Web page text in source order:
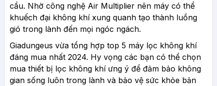
cầu. Nhờ công nghệ Air Multiplier nên máy có thể
khuếch đại không khí xung quanh tạo thành luồng
gió trong lành đến mọi ngóc ngách.
Giadungeus vừa tổng hợp top 5 máy lọc không khí
đáng mua nhất 2024. Hy vọng các bạn có thể chọn
mua thiết bị lọc không khí ưng ý để đảm bảo không
gian sống luôn trong lành và bảo vệ sức khỏe bản